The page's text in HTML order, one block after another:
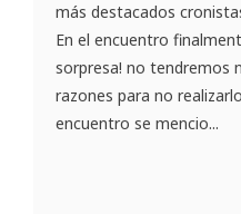
más destacados
En el encuentro
sorpresa! no tendremos
razones para no
encuentro se mencio...